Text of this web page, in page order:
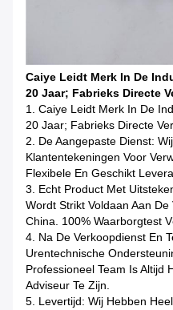
Caiye Leidt Merk In De
20 Jaar; Fabrieks Directe
1. Caiye Leidt Merk In De
20 Jaar; Fabrieks Directe
2. De Aangepaste Dienst:
Klantentekeningen Voor
Flexibele En Geschikt
3. Echt Product Met
Wordt Strikt Voldaan Aan
China. 100% Waarborgtest
4. Na De Verkoopdienst En
Urentechnische
Professioneel Team Is Altijd
Adviseur Te Zijn.
5. Levertijd: Wij Hebben